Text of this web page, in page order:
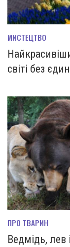
МИСТЕЦТВО
світі без
ПРО ТВАРИН
Ведмідь, лев